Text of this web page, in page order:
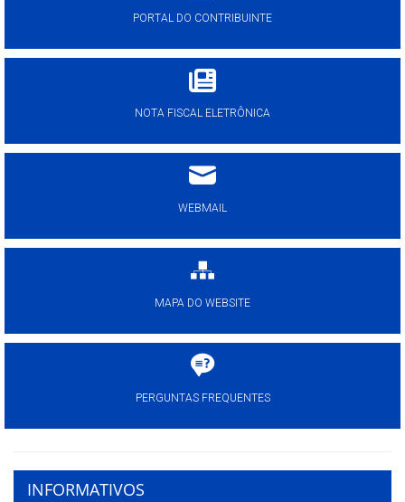
PORTAL DO CONTRIBUINTE
NOTA FISCAL ELETRÔNICA
WEBMAIL
MAPA DO WEBSITE
PERGUNTAS FREQUENTES
INFORMATIVOS